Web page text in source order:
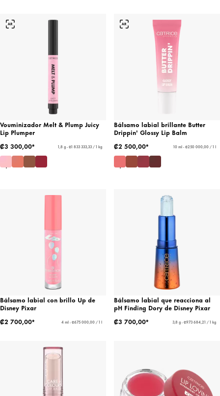
Vouminizador Melt & Plump Juicy
Lip Plumper
₡3 300,00*
1,8 g - ₡1 833 333,33 / 1 kg
Bálsamo labial brillante Butter
Drippin' Glossy Lip Balm
₡2 500,00*
10 ml - ₡250 000,00 / 1 l
Bálsamo labial con brillo Up de
Disney Pixar
₡2 700,00*
4 ml - ₡675 000,00 / 1 l
Bálsamo labial que reacciona al
pH Finding Dory de Disney Pixar
₡3 700,00*
3,8 g - ₡973 684,21 / 1 kg